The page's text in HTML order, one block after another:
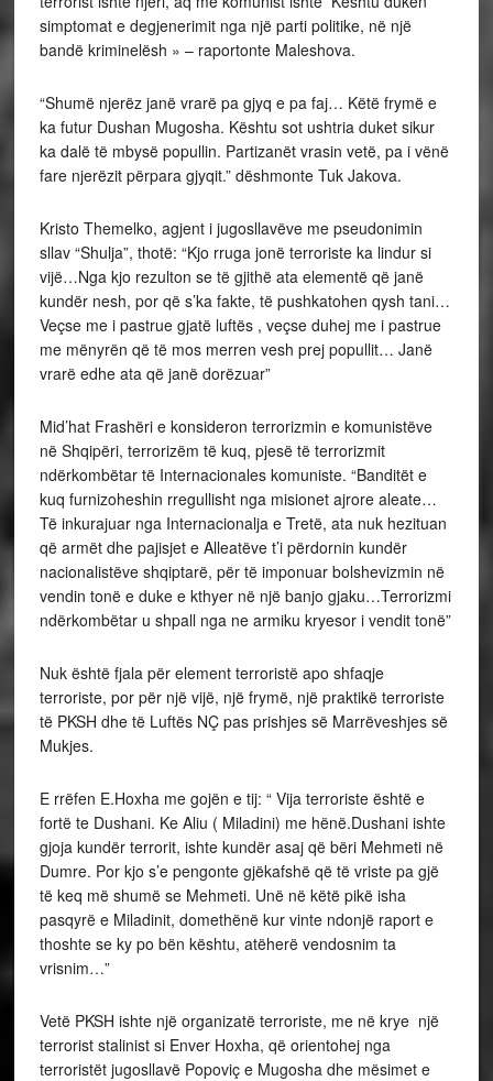
simptomat e degjenerimit nga një parti politike, në një
bandë kriminelësh » – raportonte Maleshova.
“Shumë njerëz janë vrarë pa gjyq e pa faj… Këtë frymë e
ka futur Dushan Mugosha. Kështu sot ushtria duket sikur
ka dalë të mbysë popullin. Partizanët vrasin vetë, pa i vënë
fare njerëzit përpara gjyqit.” dëshmonte Tuk Jakova.
Kristo Themelko, agjent i jugosllavëve me pseudonimin
sllav “Shulja”, thotë: “Kjo rruga jonë terroriste ka lindur si
vijë…Nga kjo rezulton se të gjithë ata elementë që janë
kundër nesh, por që s’ka fakte, të pushkatohen qysh tani…
Veçse me i pastrue gjatë luftës , veçse duhej me i pastrue
me mënyrën që të mos merren vesh prej popullit… Janë
vrarë edhe ata që janë dorëzuar”
Mid’hat Frashëri e konsideron terrorizmin e komunistëve
në Shqipëri, terrorizëm të kuq, pjesë të terrorizmit
ndërkombëtar të Internacionales komuniste. “Banditët e
kuq furnizoheshin rregullisht nga misionet ajrore aleate…
Të inkurajuar nga Internacionalja e Tretë, ata nuk hezituan
që armët dhe pajisjet e Alleatëve t’i përdornin kundër
nacionalistëve shqiptarë, për të imponuar bolshevizmin në
vendin tonë e duke e kthyer në një banjo gjaku…Terrorizmi
ndërkombëtar u shpall nga ne armiku kryesor i vendit tonë”
Nuk është fjala për element terroristë apo shfaqje
terroriste, por për një vijë, një frymë, një praktikë terroriste
të PKSH dhe të Luftës NÇ pas prishjes së Marrëveshjes së
Mukjes.
E rrëfen E.Hoxha me gojën e tij: “ Vija terroriste është e
fortë te Dushani. Ke Aliu ( Miladini) me hënë.Dushani ishte
gjoja kundër terrorit, ishte kundër asaj që bëri Mehmeti në
Dumre. Por kjo s’e pengonte gjëkafshë që të vriste pa gjë
të keq më shumë se Mehmeti. Unë në këtë pikë isha
pasqyrë e Miladinit, domethënë kur vinte ndonjë raport e
thoshte se ky po bën kështu, atëherë vendosnim ta
vrisnim…”
Vetë PKSH ishte një organizatë terroriste, me në krye një
terrorist stalinist si Enver Hoxha, që orientohej nga
terroristët jugosllavë Popoviç e Mugosha dhe mësimet e